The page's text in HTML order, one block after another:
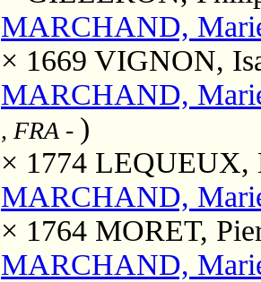
MARCHAND,
× 1669 VIGNON,
MARCHAND,
, FRA - )
× 1774 LEQUEUX,
MARCHAND,
× 1764 MORET,
MARCHAND,